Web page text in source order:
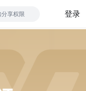
享权限 登录